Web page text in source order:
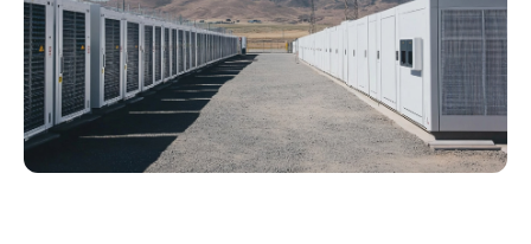
Política de Calidad
Instalaciones y equipamiento
Contacto